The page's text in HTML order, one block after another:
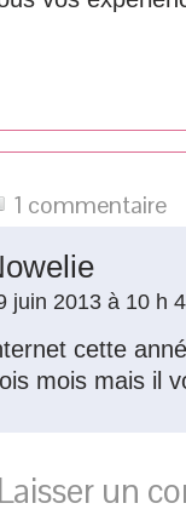
1 commentaire
juin 2013 à 10 h
cette
mois mais il
Laisser un